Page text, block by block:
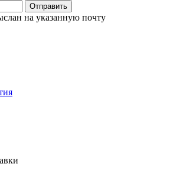
Отправить
на указанную почту